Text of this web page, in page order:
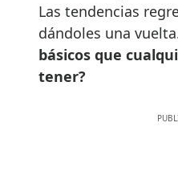
Las tendencias
dándoles una
básicos que
tener?